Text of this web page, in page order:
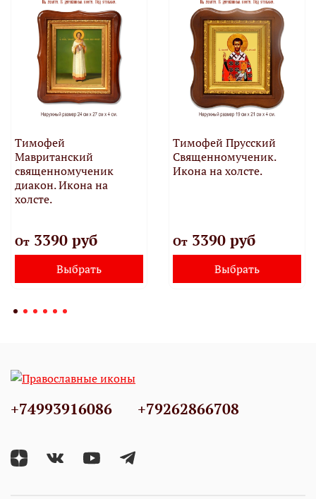
Тимофей
Мавританский
священномученик
диакон. Икона на
холсте.
От3390 руб
Выбрать
Тимофей Прусский
Священномученик.
Икона на холсте.
От3390 руб
Выбрать
+74993916086 +79262866708